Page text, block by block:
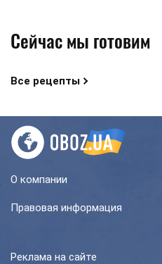
Сейчас мы готовим
Все рецепты
О компании
Правовая информация
Реклама на сайте